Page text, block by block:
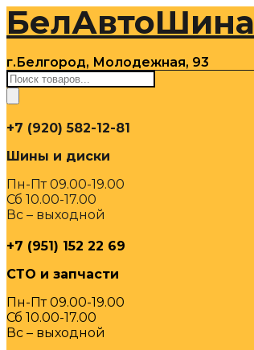
Перейти
содержимому
БелАвтоШина
г.Белгород, Молодежная, 93
Поиск
товаров
+7 (920) 582-12-81
Шины и диски
Пн-Пт 09.00-19.00
Сб 10.00-17.00
Вс – выходной
+7 (951) 152 22 69
СТО и запчасти
Пн-Пт 09.00-19.00
Сб 10.00-17.00
Вс – выходной